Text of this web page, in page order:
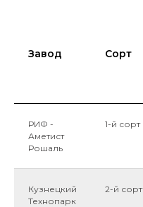
Завод Сорт
РИФ -
Аметист
Рошаль
1-й сорт
Кузнецкий
Технопарк
2-й сорт